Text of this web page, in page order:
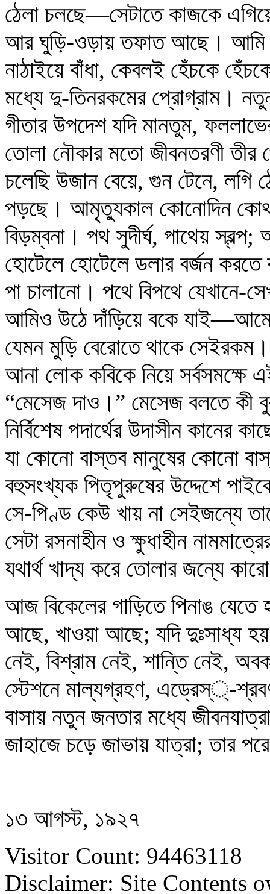
ঠেলা চলছে—সেটাতে কাজকে
আর ঘুড়ি-ওড়ায় তফাত আছে। আমি
নাঠাইয়ে বাঁধা, কেবলই হেঁচকে
মধ্যে দু-তিনরকমের প্রোগ্রাম।
গীতার উপদেশ যদি মানতুম,
তোলা নৌকার মতো জীবনতরণী তীর
চলেছি উজান বেয়ে, গুন টেনে, লগি
পড়ছে। আমৃত্যুকাল কোনোদিন
বিড়ম্বনা। পথ সুদীর্ঘ, পাথেয়
হোটেলে হোটেলে ডলার বর্জন
পা চালানো। পথে বিপথে
আমিও উঠে দাঁড়িয়ে বকে
যেমন মুড়ি বেরোতে থাকে
আনা লোক কবিকে নিয়ে
“মেসেজ দাও।” মেসেজ বলতে কী
নির্বিশেষ পদার্থের উদাসীন কানের
যা কোনো বাস্তব মানুষের কোনো
বহুসংখ্যক পিতৃপুরুষের উদ্দেশে
সে-পিণ্ড কেউ খায় না সেইজন্যে
সেটা রসনাহীন ও ক্ষুধাহীন
যথার্থ খাদ্য করে তোলার জন্যে
আজ বিকেলের গাড়িতে পিনাঙ
আছে, খাওয়া আছে; যদি দুঃসাধ্য
নেই, বিশ্রাম নেই, শান্তি নেই,
স্টেশনে মাল্যগ্রহণ, এড্রেস্্-
বাসায় নতুন জনতার মধ্যে
জাহাজে চড়ে জাভায় যাত্রা; তার
১৩ আগস্ট, ১৯২৭
Visitor Count: 94463118
Disclaimer: Site Contents